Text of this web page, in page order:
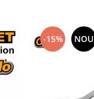
-15% NOU